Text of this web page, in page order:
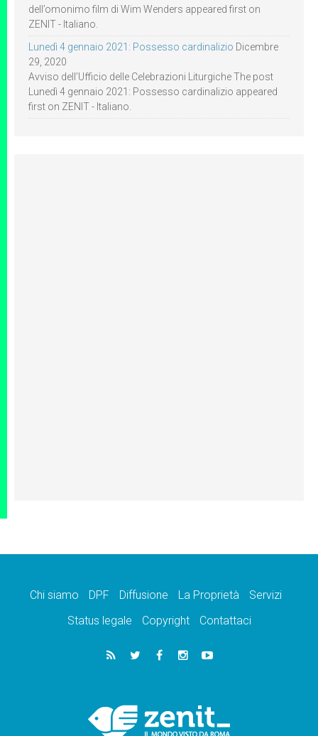
dell’omonimo film di Wim Wenders appeared first on
ZENIT - Italiano.
Lunedì 4 gennaio 2021: Possesso cardinalizio Dicembre
29, 2020
Avviso dell’Ufficio delle Celebrazioni Liturgiche The post
Lunedì 4 gennaio 2021: Possesso cardinalizio appeared
first on ZENIT - Italiano.
Chi siamo DPF Diffusione La Proprietà
Servizi
Status legale
Copyright Contattaci